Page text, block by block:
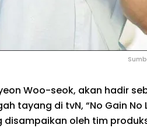
Woo-seok, akan hadir
tayang di tvN, “No Gain No
oleh tim